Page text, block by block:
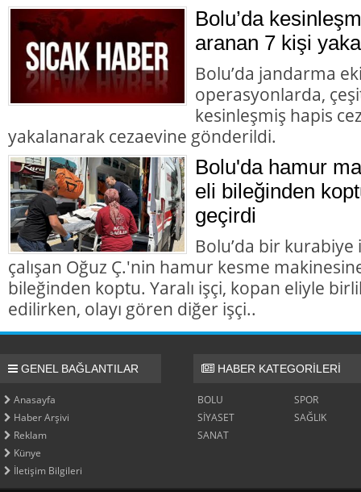
Bolu’da
aranan 7 kişi
Bolu’da jandarma
operasyonlarda,
kesinleşmiş hapis
yakalanarak cezaevine gönderildi.
Bolu'da hamur
eli bileğinden
geçirdi
Bolu’da bir
çalışan Oğuz Ç.'nin hamur kesme
bileğinden koptu. Yaralı işçi, kopan eliyle
edilirken, olayı gören diğer işçi..
GENEL BAĞLANTILAR
Anasayfa
Haber Arşivi
Reklam
Künye
İletişim Bilgileri
HABER KATEGORİLERİ
BOLU
SPOR
SİYASET
SAĞLIK
SANAT